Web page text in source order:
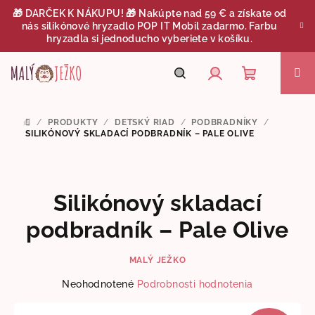
Prejsť
🎁 DARČEK K NÁKUPU! 🎁 Nakúpte nad 59 € a získate od
nás silikónové hryzadlo POP IT Mobil zadarmo. Farbu
hryzadla si jednoducho vyberiete v košíku.
Nákupný
košík
DOMOV
/ PRODUKTY / DETSKÝ RIAD / PODBRADNÍKY
/
SILIKÓNOVÝ SKLADACÍ PODBRADNÍK – PALE OLIVE
Silikónový skladací
podbradník – Pale Olive
MALÝ JEŽKO
Priemerné
Neohodnotené Podrobnosti hodnotenia